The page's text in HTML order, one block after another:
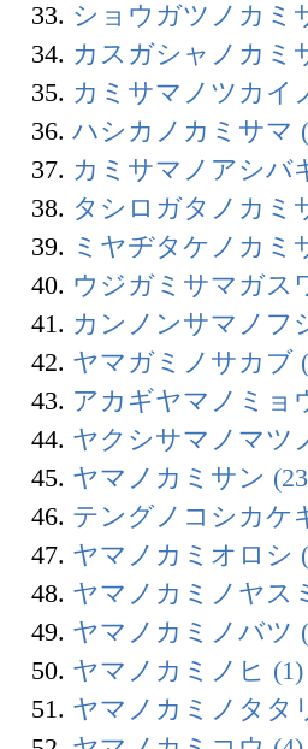
33. ショウガツノカミ
34. カスガシャノカミ
35. カミサマノツカイ
36. ハシカノカミサマ
37. カミサマノアシバ
38. タシロガタノカミ
39. ミヤヂタケノカミ
40. ウジガミサマガス
41. カンノンサマノフ
42. ヤマガミノサカブ
43. アカギヤマノミョ
44. ヤクシサマノマツ
45. ヤマノカミサン
46. テングノコシカケ
47. ヤマノカミオロシ
48. ヤマノカミノヤス
49. ヤマノカミノバツ
50. ヤマノカミノヒ (1)
51. ヤマノカミノタタ